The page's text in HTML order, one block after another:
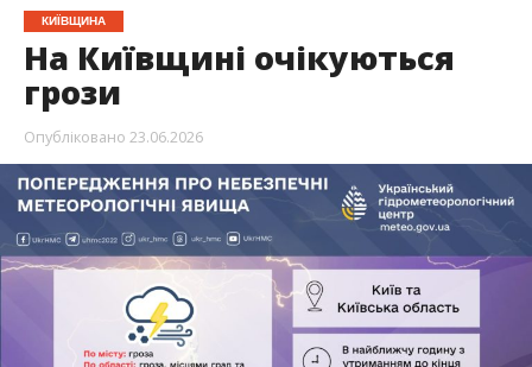
КИЇВЩИНА
На Київщині очікуються
грози
Опубліковано 23.06.2026